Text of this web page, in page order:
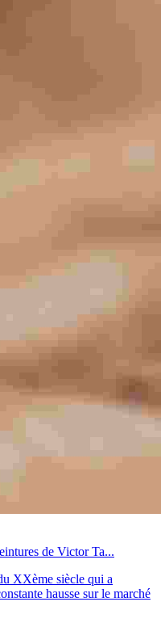
de Victor Ta...
XXème siècle qui a
hausse sur le marché